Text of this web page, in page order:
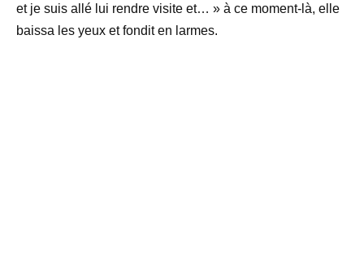
et je suis allé lui rendre visite et… » à ce moment-là, elle
baissa les yeux et fondit en larmes.